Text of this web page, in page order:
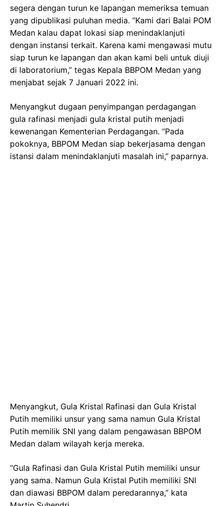
segera dengan turun ke lapangan memeriksa temuan
yang dipublikasi puluhan media. “Kami dari Balai POM
Medan kalau dapat lokasi siap menindaklanjuti
dengan instansi terkait. Karena kami mengawasi mutu
siap turun ke lapangan dan akan kami beli untuk diuji
di laboratorium,” tegas Kepala BBPOM Medan yang
menjabat sejak 7 Januari 2022 ini.
Menyangkut dugaan penyimpangan perdagangan
gula rafinasi menjadi gula kristal putih menjadi
kewenangan Kementerian Perdagangan. “Pada
pokoknya, BBPOM Medan siap bekerjasama dengan
istansi dalam menindaklanjuti masalah ini,” paparnya.
Menyangkut, Gula Kristal Rafinasi dan Gula Kristal
Putih memiliki unsur yang sama namun Gula Kristal
Putih memilik SNI yang dalam pengawasan BBPOM
Medan dalam wilayah kerja mereka.
“Gula Rafinasi dan Gula Kristal Putih memiliki unsur
yang sama. Namun Gula Kristal Putih memiliki SNI
dan diawasi BBPOM dalam peredarannya,” kata